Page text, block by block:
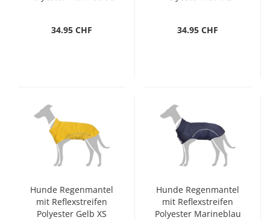
34.95 CHF
34.95 CHF
Hunde Regenmantel
mit Reflexstreifen
Polyester Gelb XS
Hunde Regenmantel
mit Reflexstreifen
Polyester Marineblau